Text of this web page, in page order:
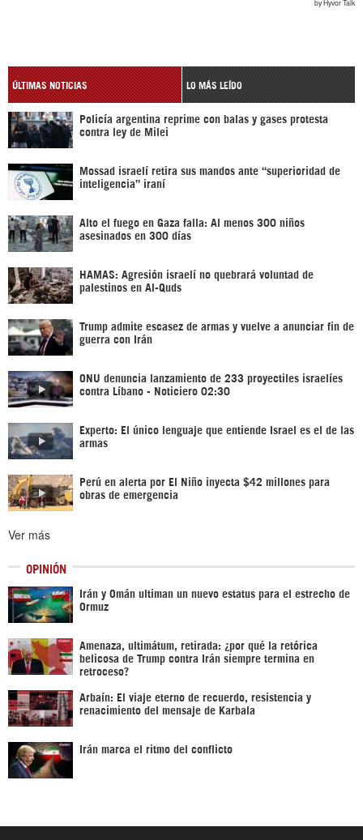
ÚLTIMAS NOTICIAS LO MÁS LEÍDO
Policía argentina reprime con balas y gases protesta
contra ley de Milei
Mossad israelí retira sus mandos ante “superioridad de
inteligencia” iraní
Alto el fuego en Gaza falla: Al menos 300 niños
asesinados en 300 días
HAMAS: Agresión israelí no quebrará voluntad de
palestinos en Al-Quds
Trump admite escasez de armas y vuelve a anunciar fin de
guerra con Irán
ONU denuncia lanzamiento de 233 proyectiles israelíes
contra Líbano - Noticiero 02:30
Experto: El único lenguaje que entiende Israel es el de las
armas
Perú en alerta por El Niño inyecta $42 millones para
obras de emergencia
Ver más
OPINIÓN
Irán y Omán ultiman un nuevo estatus para el estrecho de
Ormuz
Amenaza, ultimátum, retirada: ¿por qué la retórica
belicosa de Trump contra Irán siempre termina en
retroceso?
Arbaín: El viaje eterno de recuerdo, resistencia y
renacimiento del mensaje de Karbala
Irán marca el ritmo del conflicto